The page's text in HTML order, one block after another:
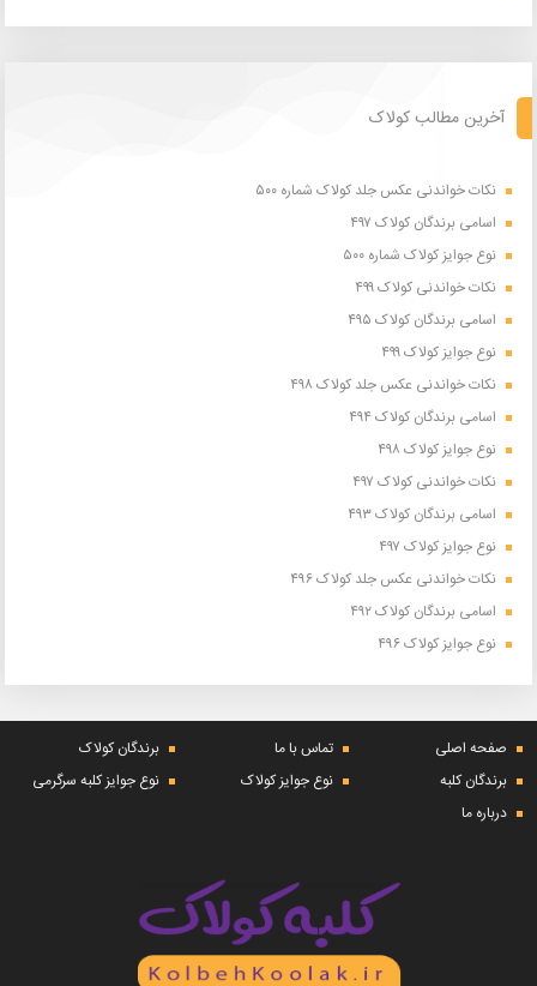
آخرین مطالب کولاک
نکات خواندنی عکس جلد کولاک شماره ۵۰۰
اسامی برندگان کولاک ۴۹۷
نوع جوایز کولاک شماره ۵۰۰
نکات خواندنی کولاک ۴۹۹
اسامی برندگان کولاک ۴۹۵
نوع جوایز کولاک ۴۹۹
نکات خواندنی عکس جلد کولاک ۴۹۸
اسامی برندگان کولاک ۴۹۴
نوع جوایز کولاک ۴۹۸
نکات خواندنی کولاک ۴۹۷
اسامی برندگان کولاک ۴۹۳
نوع جوایز کولاک ۴۹۷
نکات خواندنی عکس جلد کولاک ۴۹۶
اسامی برندگان کولاک ۴۹۲
نوع جوایز کولاک ۴۹۶
صفحه اصلی تماس با ما
برندگان کولاک
برندگان کلبه
نوع جوایز کولاک
نوع جوایز کلبه سرگرمی
درباره ما